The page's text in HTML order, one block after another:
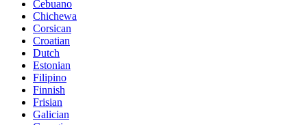
Cebuano
Chichewa
Corsican
Croatian
Dutch
Estonian
Filipino
Finnish
Frisian
Galician